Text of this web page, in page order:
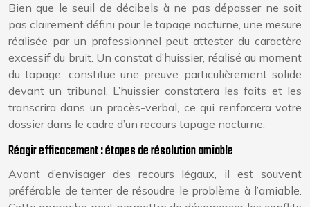
Bien que le seuil de décibels à ne pas dépasser ne soit
pas clairement défini pour le tapage nocturne, une mesure
réalisée par un professionnel peut attester du caractère
excessif du bruit. Un constat d’huissier, réalisé au moment
du tapage, constitue une preuve particulièrement solide
devant un tribunal. L’huissier constatera les faits et les
transcrira dans un procès-verbal, ce qui renforcera votre
dossier dans le cadre d’un recours tapage nocturne.
Réagir efficacement : étapes de résolution amiable
Avant d’envisager des recours légaux, il est souvent
préférable de tenter de résoudre le problème à l’amiable.